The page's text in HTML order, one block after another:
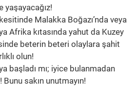
yaşayacağız!
Malakka Boğazı’nda veya
Afrika kıtasında yahut da Kuzey
beterin beteri olaylara şahit
olun!
başladı mı; iyice bulanmadan
sakın unutmayın!